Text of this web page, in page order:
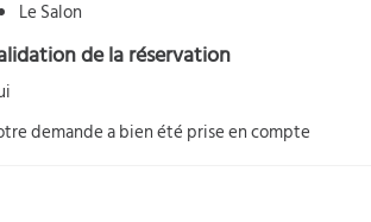
Le Salon
de la réservation
demande a bien été prise en compte